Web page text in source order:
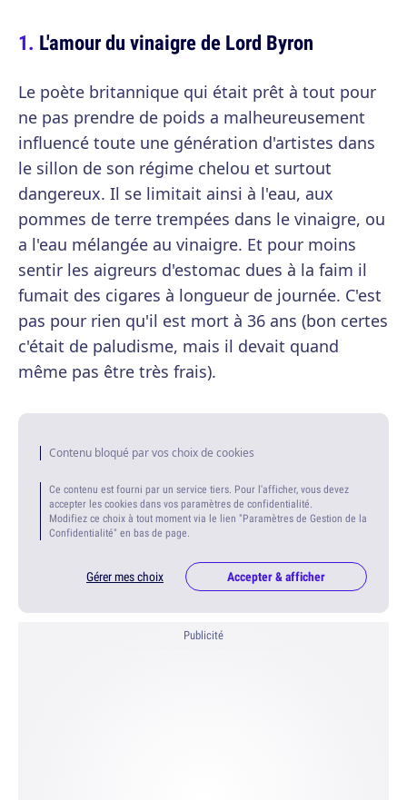
L'amour du vinaigre de Lord Byron
Le poète britannique qui était prêt à tout pour
ne pas prendre de poids a malheureusement
influencé toute une génération d'artistes dans
le sillon de son régime chelou et surtout
dangereux. Il se limitait ainsi à l'eau, aux
pommes de terre trempées dans le vinaigre, ou
a l'eau mélangée au vinaigre. Et pour moins
sentir les aigreurs d'estomac dues à la faim il
fumait des cigares à longueur de journée. C'est
pas pour rien qu'il est mort à 36 ans (bon certes
c'était de paludisme, mais il devait quand
même pas être très frais).
Contenu bloqué par vos choix de cookies
Ce contenu est fourni par un service tiers. Pour l'afficher, vous devez
accepter les cookies dans vos paramètres de confidentialité.
Modifiez ce choix à tout moment via le lien "Paramètres de Gestion de la
Confidentialité" en bas de page.
Gérer mes choix Accepter & afficher
Publicité